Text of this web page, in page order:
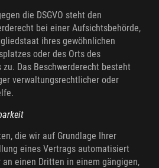
die DSGVO steht den
bei einer Aufsichtsbehörde,
ihres gewöhnlichen
oder des Orts des
Das Beschwerderecht besteht
verwaltungsrechtlicher oder
die wir auf Grundlage Ihrer
eines Vertrags automatisiert
einen Dritten in einem gängigen,